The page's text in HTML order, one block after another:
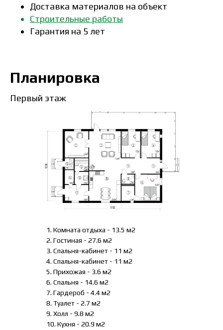
Доставка материалов на объект
Строительные работы
Гарантия на 5 лет
Планировка
Первый этаж
1. Комната отдыха - 13.5 м2
2. Гостиная - 27.6 м2
3. Спальня-кабинет - 11 м2
4. Спальня-кабинет - 11 м2
5. Прихожая - 3.6 м2
6. Спальня - 14.6 м2
7. Гардероб - 4.4 м2
8. Туалет - 2.7 м2
9. Холл - 9.8 м2
10. Кухня - 20.9 м2